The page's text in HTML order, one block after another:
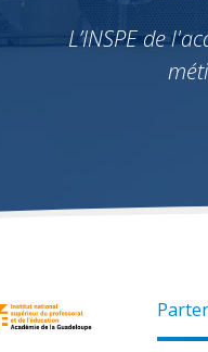
L’INSPE de